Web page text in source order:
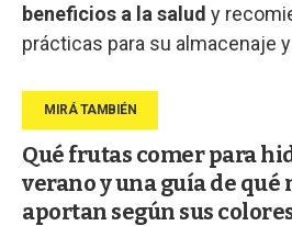
beneficios a la salud y
prácticas para su almacenaje
Qué frutas comer para
verano y una guía de
aportan según sus